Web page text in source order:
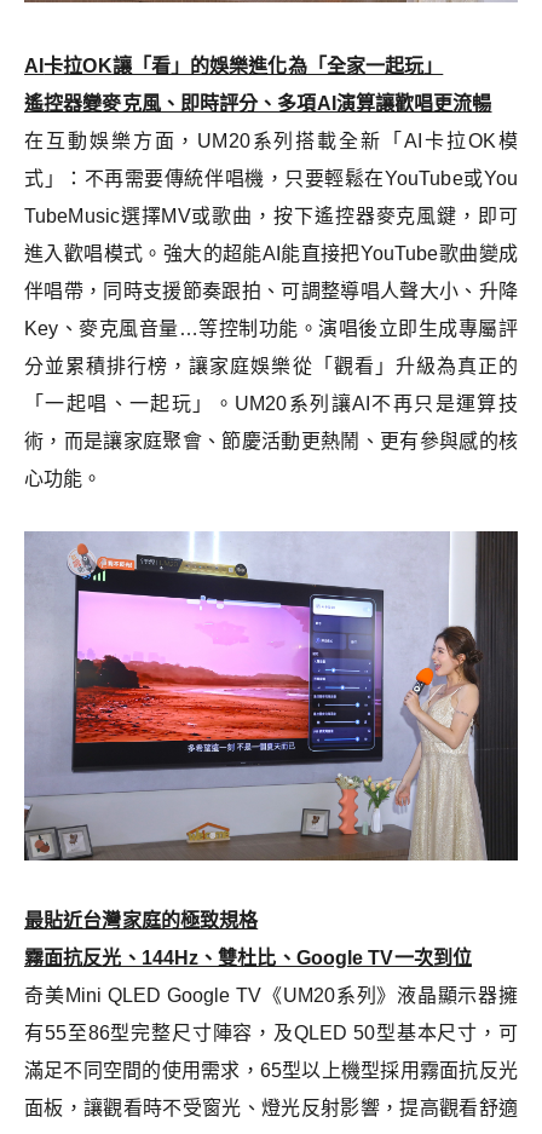
AI卡拉OK讓「看」的娛樂進化為「全家一起玩」
遙控器變麥克風、即時評分、多項AI演算讓歡唱更流暢
在互動娛樂方面，UM20系列搭載全新「AI卡拉OK模
式」：不再需要傳統伴唱機，只要輕鬆在YouTube或You
TubeMusic選擇MV或歌曲，按下遙控器麥克風鍵，即可
進入歡唱模式。強大的超能AI能直接把YouTube歌曲變成
伴唱帶，同時支援節奏跟拍、可調整導唱人聲大小、升降
Key、麥克風音量…等控制功能。演唱後立即生成專屬評
分並累積排行榜，讓家庭娛樂從「觀看」升級為真正的
「一起唱、一起玩」。UM20系列讓AI不再只是運算技
術，而是讓家庭聚會、節慶活動更熱鬧、更有參與感的核
心功能。
最貼近台灣家庭的極致規格
霧面抗反光、144Hz、雙杜比、Google TV一次到位
奇美Mini QLED Google TV《UM20系列》液晶顯示器擁
有55至86型完整尺寸陣容，及QLED 50型基本尺寸，可
滿足不同空間的使用需求，65型以上機型採用霧面抗反光
面板，讓觀看時不受窗光、燈光反射影響，提高觀看舒適